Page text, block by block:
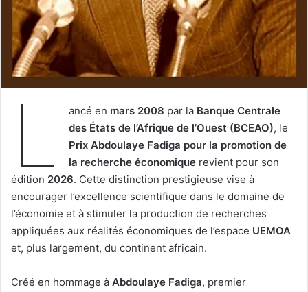
L ancé en mars 2008 par la Banque Centrale
des États de l’Afrique de l’Ouest (BCEAO), le
Prix Abdoulaye Fadiga pour la promotion de
la recherche économiquerevient pour son
édition 2026. Cette distinction prestigieuse vise à
encourager l’excellence scientifique dans le domaine de
l’économie et à stimuler la production de recherches
appliquées aux réalités économiques de l’espace UEMOA
et, plus largement, du continent africain.
Créé en hommage à Abdoulaye Fadiga, premier